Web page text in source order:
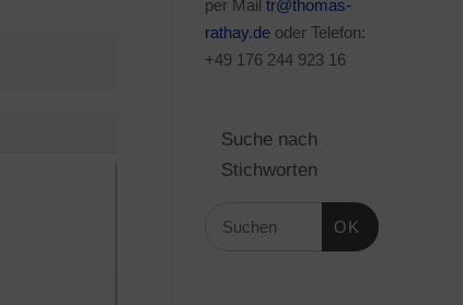
per Mail tr@thomas-
rathay.de oder Telefon:
+49 176 244 923 16
Suche nach
Stichworten
OK